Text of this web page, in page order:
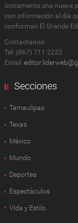
únicamente una nueva
con información al día
conforman El Grande
Contactanos:
Tel: (867) 711 2222
Email:
Secciones
Tamaulipas
Texas
México
Mundo
Deportes
Espectàculos
Vida y Estilo